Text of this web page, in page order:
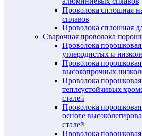
Проволока сплошная
сплавов
Проволока сплошная
Сварочная проволока
Проволока порошковая
углеродистых и
Проволока порошковая
высокопрочных
Проволока порошковая
теплоустойчивых
сталей
Проволока порошковая
основе
сталей
Проволока порошковая